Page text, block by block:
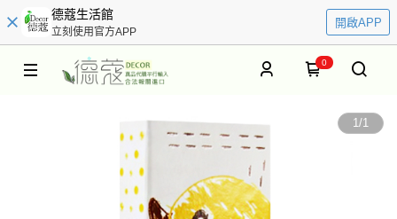
德蔻生活館
立刻使用官方APP
開啟APP
0
1/1